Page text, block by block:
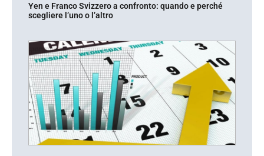
Yen e Franco Svizzero a confronto: quando e perché
scegliere l’uno o l’altro